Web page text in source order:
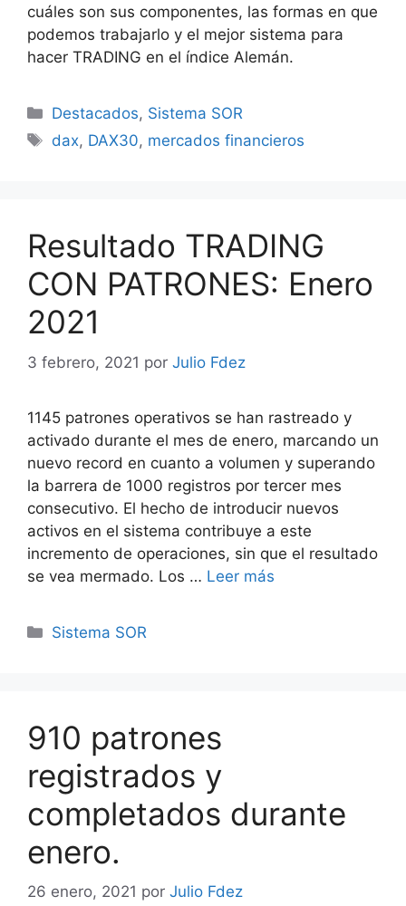
cuáles son sus componentes, las formas en que
podemos trabajarlo y el mejor sistema para
hacer TRADING en el índice Alemán.
Categorías
Destacados, Sistema SOR
Etiquetas
dax, DAX30, mercados financieros
Resultado TRADING
CON PATRONES: Enero
2021
3 febrero, 2021 por Julio Fdez
1145 patrones operativos se han rastreado y
activado durante el mes de enero, marcando un
nuevo record en cuanto a volumen y superando
la barrera de 1000 registros por tercer mes
consecutivo. El hecho de introducir nuevos
activos en el sistema contribuye a este
incremento de operaciones, sin que el resultado
se vea mermado. Los … Leer más
Categorías
Sistema SOR
910 patrones
registrados y
completados durante
enero.
26 enero, 2021 por Julio Fdez